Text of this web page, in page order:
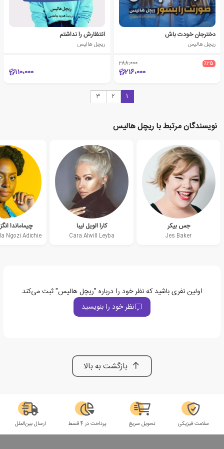
دخترجان خودت باش
ریچل هالیس
٪25 288،000
216،000
انتظارش را نداشتم
ریچل هالیس
110،000
1
2
3
نویسندگان مرتبط با ریچل هالیس
جس بیکر
Jes Baker
کارا الویل لیبا
Cara Alwill Leyba
چیماماندا
اولین نفری باشید که نظر خود را درباره "ریچل هالیس" ثبت می‌کند
نظر خود را بنویسید
بازگشت به بالا
سلامت فیزیکی تحویل سریع پرداخت در 4 قسط ارسال بین‌الملل